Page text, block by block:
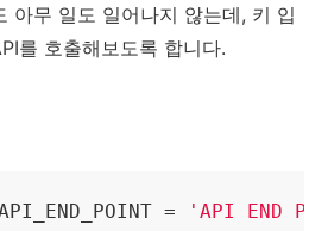
아무 일도 일어나지 않는데, 키 입
를 호출해보도록 합니다.
= 'API END